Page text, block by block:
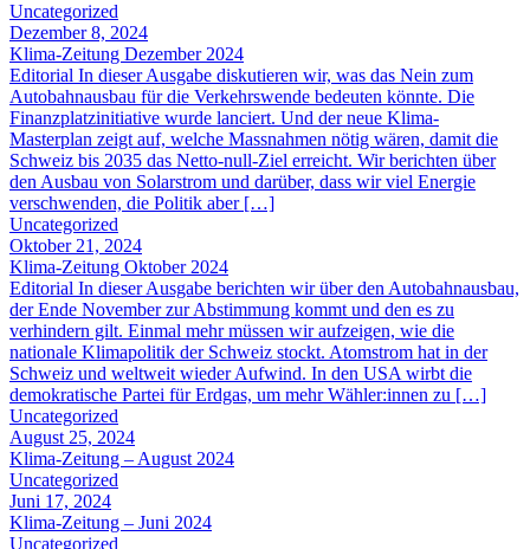
Uncategorized
Dezember 8, 2024
Klima-Zeitung Dezember 2024
Editorial In dieser Ausgabe diskutieren wir, was das Nein zum
Autobahnausbau für die Verkehrswende bedeuten könnte. Die
Finanzplatzinitiative wurde lanciert. Und der neue Klima-
Masterplan zeigt auf, welche Massnahmen nötig wären, damit die
Schweiz bis 2035 das Netto-null-Ziel erreicht. Wir berichten über
den Ausbau von Solarstrom und darüber, dass wir viel Energie
verschwenden, die Politik aber […]
Uncategorized
Oktober 21, 2024
Klima-Zeitung Oktober 2024
Editorial In dieser Ausgabe berichten wir über den Autobahnausbau,
der Ende November zur Abstimmung kommt und den es zu
verhindern gilt. Einmal mehr müssen wir aufzeigen, wie die
nationale Klimapolitik der Schweiz stockt. Atomstrom hat in der
Schweiz und weltweit wieder Aufwind. In den USA wirbt die
demokratische Partei für Erdgas, um mehr Wähler:innen zu […]
Uncategorized
August 25, 2024
Klima-Zeitung – August 2024
Uncategorized
Juni 17, 2024
Klima-Zeitung – Juni 2024
Uncategorized